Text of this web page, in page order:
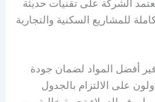
الشركة على تقنيات حديثة
للمشاريع السكنية والتجارية
أفضل المواد لضمان جودة
على الالتزام بالجدول